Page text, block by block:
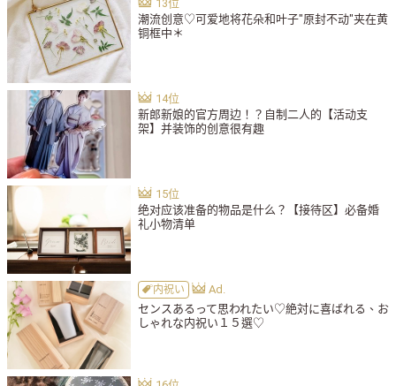
潮流创意♡可爱地将花朵和叶子"原封不动"夹在黄
铜框中＊
新郎新娘的官方周边！？自制二人的【活动支
架】并装饰的创意很有趣
绝对应该准备的物品是什么？【接待区】必备婚
礼小物清单
内祝い
センスあるって思われたい♡絶対に喜ばれる、お
しゃれな内祝い１５選♡